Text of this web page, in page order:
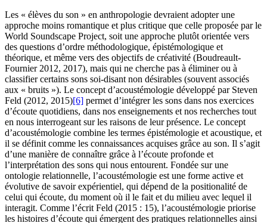
Les « élèves du son » en anthropologie devraient adopter une
approche moins romantique et plus critique que celle proposée par le
World Soundscape Project, soit une approche plutôt orientée vers
des questions d’ordre méthodologique, épistémologique et
théorique, et même vers des objectifs de créativité (Boudreault-
Fournier 2012, 2017), mais qui ne cherche pas à éliminer ou à
classifier certains sons soi-disant non désirables (souvent associés
aux « bruits »). Le concept d’acoustémologie développé par Steven
Feld (2012, 2015)[6] permet d’intégrer les sons dans nos exercices
d’écoute quotidiens, dans nos enseignements et nos recherches tout
en nous interrogeant sur les raisons de leur présence. Le concept
d’acoustémologie combine les termes épistémologie et acoustique, et
il se définit comme les connaissances acquises grâce au son. Il s’agit
d’une manière de connaître grâce à l’écoute profonde et
l’interprétation des sons qui nous entourent. Fondée sur une
ontologie relationnelle, l’acoustémologie est une forme active et
évolutive de savoir expérientiel, qui dépend de la positionalité de
celui qui écoute, du moment où il le fait et du milieu avec lequel il
interagit. Comme l’écrit Feld (2015 : 15), l’acoustémologie priorise
les histoires d’écoute qui émergent des pratiques relationnelles ainsi